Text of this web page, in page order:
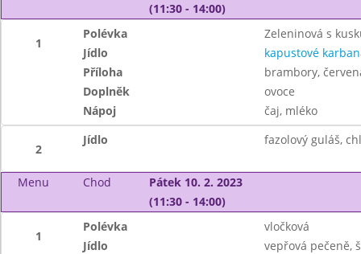
(11:30 - 14:00)
1
Polévka
Zeleninová s
Jídlo
kapustové
Příloha
brambory,
Doplněk
ovoce
Nápoj
čaj, mléko
2
Jídlo fazolový guláš,
Menu Chod
Pátek 10. 2. 2023
(11:30 - 14:00)
1
Polévka
vločková
Jídlo
vepřová pečeně,